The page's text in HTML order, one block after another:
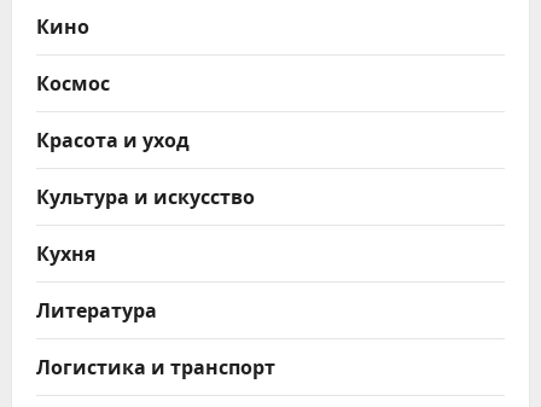
Кино
Космос
Красота и уход
Культура и искусство
Кухня
Литература
Логистика и транспорт